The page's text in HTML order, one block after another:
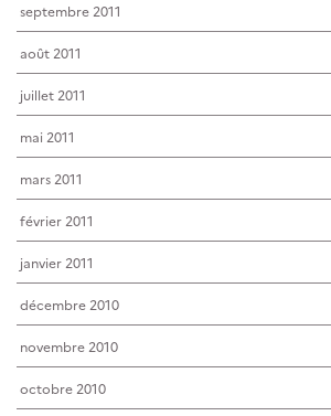
septembre 2011
août 2011
juillet 2011
mai 2011
mars 2011
février 2011
janvier 2011
décembre 2010
novembre 2010
octobre 2010